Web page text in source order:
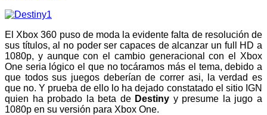
El Xbox 360 puso de moda la evidente falta de resolución de
sus títulos, al no poder ser capaces de alcanzar un full HD a
1080p, y aunque con el cambio generacional con el Xbox
One seria lógico el que no tocáramos más el tema, debido a
que todos sus juegos deberían de correr asi, la verdad es
que no. Y prueba de ello lo ha dejado constatado el sitio IGN
quien ha probado la beta de Destiny y presume la jugo a
1080p en su versión para Xbox One.